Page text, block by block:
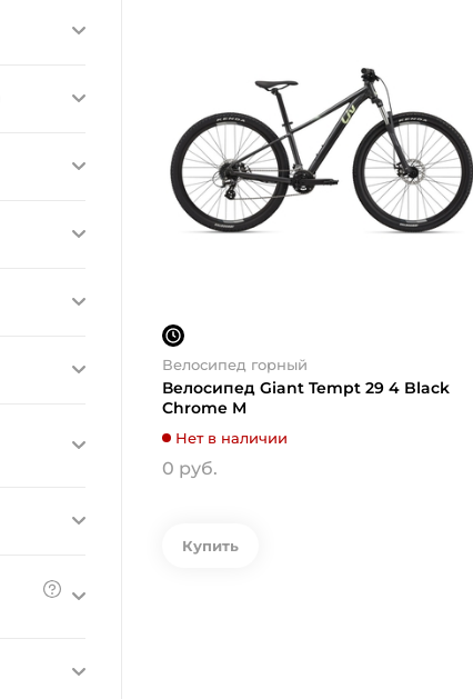
Велосипед горный
Велосипед Giant Tempt 29 4 Black
Chrome M
Нет в наличии
0 руб.
Купить